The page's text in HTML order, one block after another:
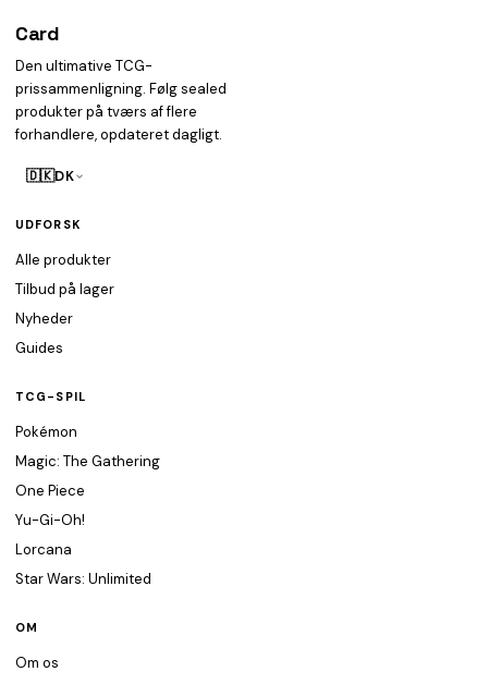
Card
Den ultimative TCG-
prissammenligning. Følg sealed
produkter på tværs af flere
forhandlere, opdateret dagligt.
🇩🇰DK
UDFORSK
Alle produkter
Tilbud på lager
Nyheder
Guides
TCG-SPIL
Pokémon
Magic: The Gathering
One Piece
Yu-Gi-Oh!
Lorcana
Star Wars: Unlimited
OM
Om os